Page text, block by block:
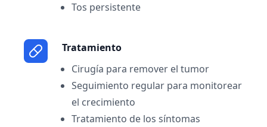
Tos persistente
Tratamiento
Cirugía para remover el tumor
Seguimiento regular para monitorear
el crecimiento
Tratamiento de los síntomas